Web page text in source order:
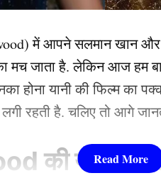
अपनी लॉन्ग टर्न गर्लफ्रेंड
है.
संजू सैमसन के हाथ? हेड
में आपने सलमान खान और
जाता है. लेकिन आज हम
होना यानी की फिल्म का
रहती है. चलिए तो आगे
की यह